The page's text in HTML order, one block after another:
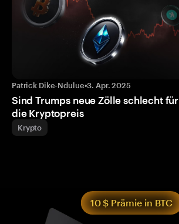
Patrick Dike-Ndulue•3. Apr. 2025
Sind Trumps neue Zölle schlecht für
die Kryptopreis
Krypto
10 $ Prämie in BTC